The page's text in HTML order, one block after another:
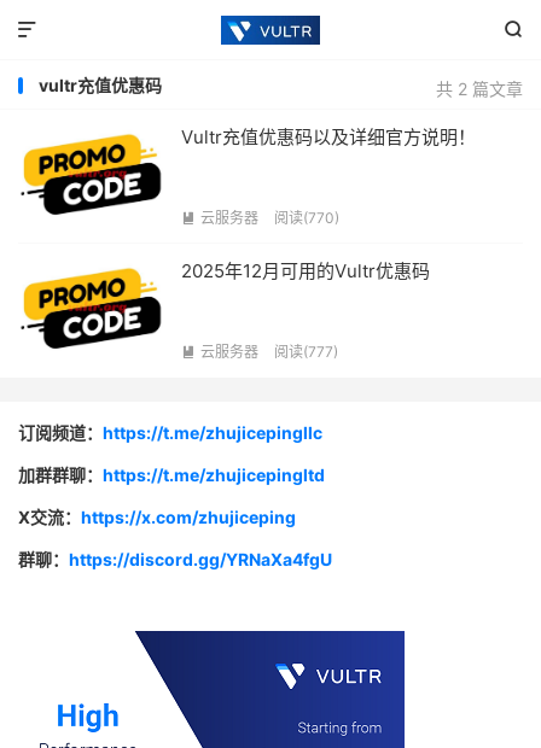


共 2 篇文章
vultr充值优惠码
Vultr充值优惠码以及详细官方说明！
 云服务器 阅读(770)
2025年12月可用的Vultr优惠码
 云服务器 阅读(777)
订阅频道： https://t.me/zhujicepingllc
加群群聊： https://t.me/zhujicepingltd
X交流： https://x.com/zhujiceping
群聊： https://discord.gg/YRNaXa4fgU